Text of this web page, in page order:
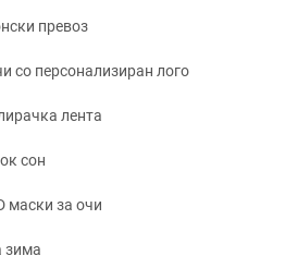
превоз
со персонализиран лого
лента
сон
маски за очи
зима